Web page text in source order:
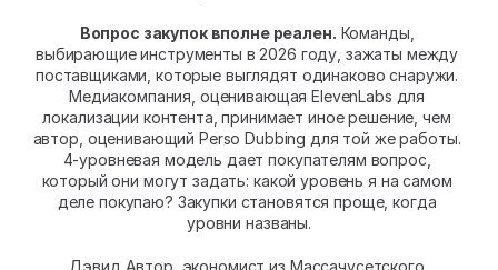
Вопрос закупок вполне реален. Команды,
выбирающие инструменты в 2026 году, зажаты между
поставщиками, которые выглядят одинаково снаружи.
Медиакомпания, оценивающая ElevenLabs для
локализации контента, принимает иное решение, чем
автор, оценивающий Perso Dubbing для той же работы.
4-уровневая модель дает покупателям вопрос,
который они могут задать: какой уровень я на самом
деле покупаю? Закупки становятся проще, когда
уровни названы.
Дэвид Автор, экономист из Массачусетского